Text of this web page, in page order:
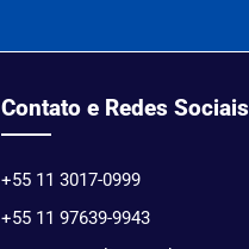
Contato e Redes Sociais
+55 11 3017-0999
+55 11 97639-9943